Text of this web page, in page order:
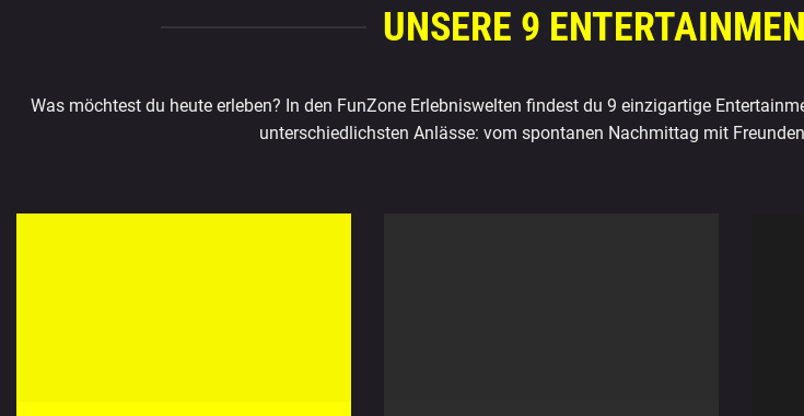
UNSERE 9
Was möchtest du heute erleben? In den FunZone Erlebniswelten findest du 9 einzigartige
unterschiedlichsten Anlässe: vom spontanen Nachmittag mit